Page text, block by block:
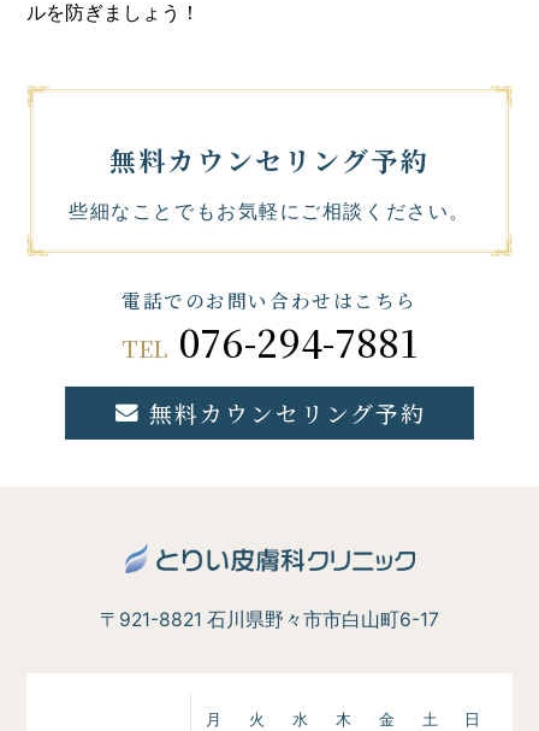
ルを防ぎましょう！
無料カウンセリング予約
些細なことでもお気軽にご相談ください。
電話でのお問い合わせはこちら
TEL 076-294-7881
無料カウンセリング予約
〒921-8821 石川県野々市市白山町6-17
月 火 水 木 金 土 日